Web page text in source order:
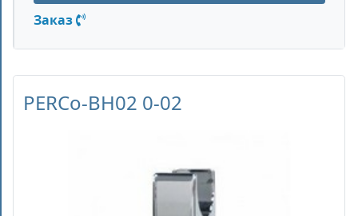
Заказ
PERCo-BH02 0-02